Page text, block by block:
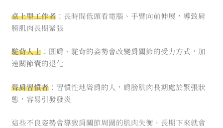
桌上型工作者：長時間低頭看電腦、手臂向前伸展，導致肩
膀肌肉長期緊張
駝背人士：圓肩、駝背的姿勢會改變肩關節的受力方式，加
速關節囊的退化
聳肩習慣者：習慣性地聳肩的人，肩膀肌肉長期處於緊張狀
態，容易引發發炎
這些不良姿勢會導致肩關節周圍的肌肉失衡，長期下來就會